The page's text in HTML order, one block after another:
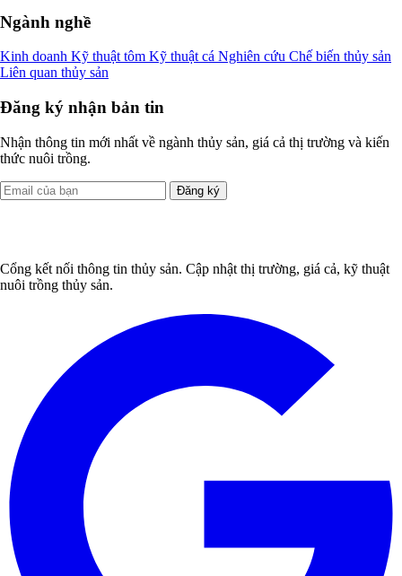
Ngành nghề
Kinh doanh Kỹ thuật tôm Kỹ thuật cá Nghiên cứu Chế biến thủy sản
Liên quan thủy sản
Đăng ký nhận bản tin
Nhận thông tin mới nhất về ngành thủy sản, giá cả thị trường và kiến
thức nuôi trồng.
Đăng ký
Cổng kết nối thông tin thủy sản. Cập nhật thị trường, giá cả, kỹ thuật
nuôi trồng thủy sản.